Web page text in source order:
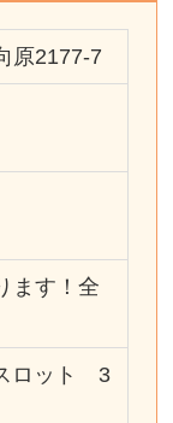
原2177-7
ます！全
ロット 3